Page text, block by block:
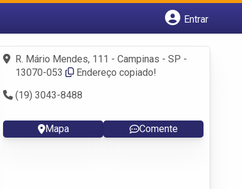
Entrar
Fazer login
Criar conta
R. Mário Mendes, 111 - Campinas - SP -
13070-053
Endereço copiado!
(19) 3043-8488
Mapa Comente